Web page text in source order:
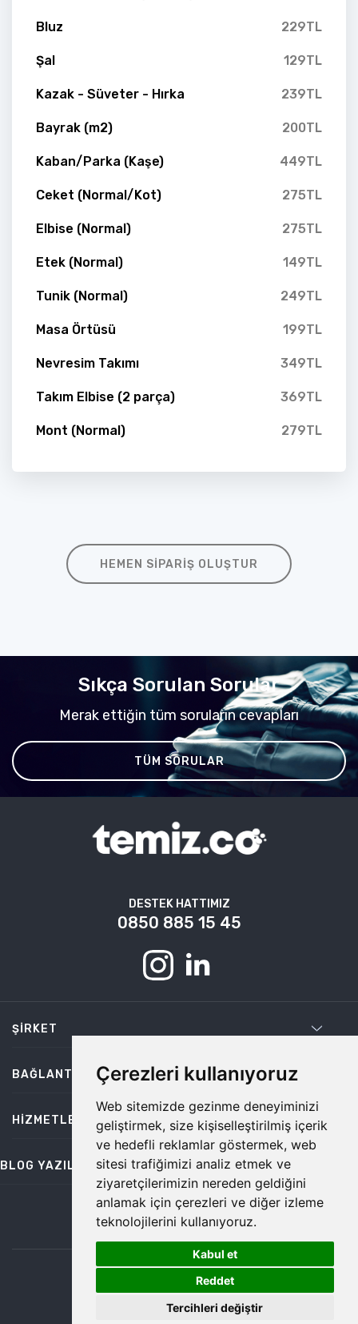
Çerezleri kullanıyoruz
Web sitemizde gezinme deneyiminizi
geliştirmek, size kişiselleştirilmiş içerik
ve hedefli reklamlar göstermek, web
sitesi trafiğimizi analiz etmek ve
ziyaretçilerimizin nereden geldiğini
anlamak için çerezleri ve diğer izleme
teknolojilerini kullanıyoruz.
Kabul et
Reddet
Tercihleri değiştir
Bluz 229TL
Şal 129TL
Kazak - Süveter - Hırka 239TL
Bayrak (m2) 200TL
Kaban/Parka (Kaşe) 449TL
Ceket (Normal/Kot) 275TL
Elbise (Normal) 275TL
Etek (Normal) 149TL
Tunik (Normal) 249TL
Masa Örtüsü 199TL
Nevresim Takımı 349TL
Takım Elbise (2 parça) 369TL
Mont (Normal) 279TL
HEMEN SIPARIŞ OLUŞTUR
Sıkça Sorulan Sorular
Merak ettiğin tüm soruların cevapları
TÜM SORULAR
DESTEK HATTIMIZ
0850 885 15 45
ŞIRKET
BAĞLANTILAR
HIZMETLER
BLOG YAZILARI
bilgi@temiz.co
©2026 Temiz, Her Hakkı Saklıdır.